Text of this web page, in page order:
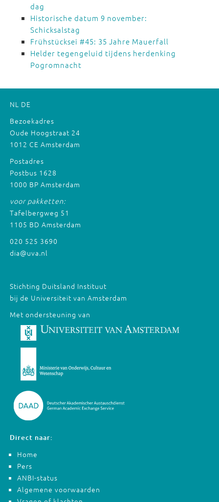
dag
Historische datum 9 november:
Schicksalstag
Frühstücksei #45: 35 Jahre Mauerfall
Helder tegengeluid tijdens herdenking
Pogromnacht
NL DE
Bezoekadres
Oude Hoogstraat 24
1012 CE Amsterdam
Postadres
Postbus 1628
1000 BP Amsterdam
voor pakketten:
Tafelbergweg 51
1105 BD Amsterdam
020 525 3690
dia@uva.nl
Stichting Duitsland Instituut
bij de Universiteit van Amsterdam
Met ondersteuning van
Direct naar:
Home
Pers
ANBI-status
Algemene voorwaarden